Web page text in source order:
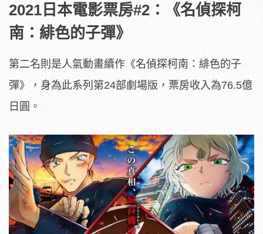
2021日本電影票房#2：《名偵探柯
南：緋色的子彈》
第二名則是人氣動畫續作《名偵探柯南：緋色的子
彈》，身為此系列第24部劇場版，票房收入為76.5億
日圓。